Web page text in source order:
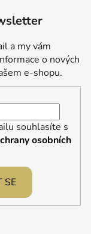
a my vám
o nových
e-shopu.
souhlasíte s
osobních
SE